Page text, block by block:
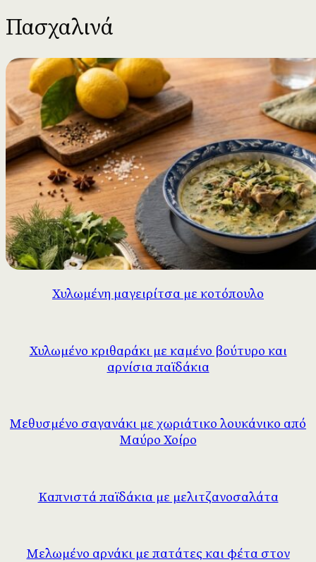
Πασχαλινά
Χυλωμένη μαγειρίτσα με κοτόπουλο
Χυλωμένο κριθαράκι με καμένο βούτυρο και
αρνίσια παϊδάκια
Μεθυσμένο σαγανάκι με χωριάτικο λουκάνικο από
Μαύρο Χοίρο
Καπνιστά παϊδάκια με μελιτζανοσαλάτα
Μελωμένο αρνάκι με πατάτες και φέτα στον